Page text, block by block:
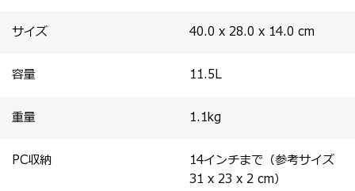
サイズ 40.0 x 28.0 x 14.0 cm
容量 11.5L
重量 1.1kg
PC収納
14インチまで（参考サイズ
31 x 23 x 2 cm）